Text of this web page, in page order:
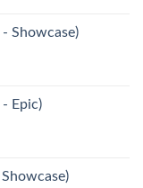
Showcase)
Epic)